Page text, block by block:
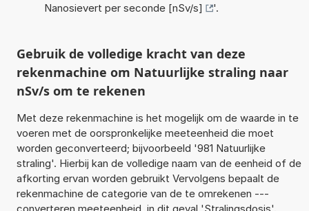
Nanosievert per seconde [nSv/s]
'.
Gebruik de volledige kracht van deze
rekenmachine om Natuurlijke straling naar
nSv/s om te rekenen
Met deze rekenmachine is het mogelijk om de waarde in te
voeren met de oorspronkelijke meeteenheid die moet
worden geconverteerd; bijvoorbeeld '981 Natuurlijke
straling'. Hierbij kan de volledige naam van de eenheid of de
afkorting ervan worden gebruikt Vervolgens bepaalt de
rekenmachine de categorie van de te omrekenen ---
converteren meeteenheid, in dit geval 'Stralingsdosis'.